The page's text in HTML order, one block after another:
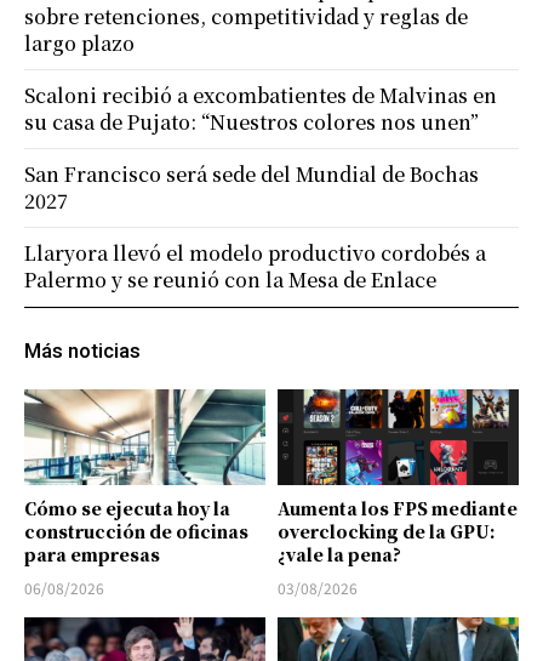
Más noticias
Cómo se ejecuta hoy la
construcción de oficinas
para empresas
06/08/2026
Aumenta los FPS mediante
overclocking de la GPU:
¿vale la pena?
03/08/2026
sobre retenciones, competitividad y reglas de
largo plazo
Scaloni recibió a excombatientes de Malvinas en
su casa de Pujato: “Nuestros colores nos unen”
San Francisco será sede del Mundial de Bochas
2027
Llaryora llevó el modelo productivo cordobés a
Palermo y se reunió con la Mesa de Enlace